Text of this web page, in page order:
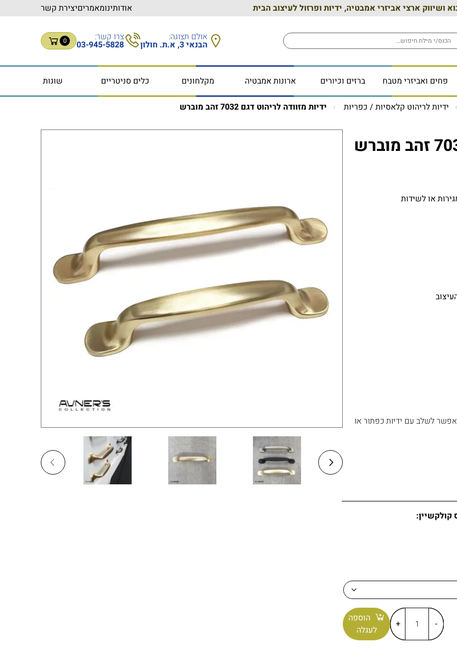
ושיווק ארצי אביזרי אמבטיה, ידיות ופרזול לעיצוב הבית אודותינומאמריםיצירת קשר
אולם תצוגה:
הבנאי 3, א.ת. חולון
צרו קשר:
03-945-5828
0
פחים ואביזרי מטבח ברזים וכיורים ארונות אמבטיה מקלחונים כלים סניטריים שונות
ידיות לריהוט קלאסיות / כפריות ידיות מזוודה לריהוט דגם 7032 זהב מוברש
או לשידות
אפשר לשלב עם ידיות כפתור או
אבנר'ס קולקשיין.
קולקשיין:
-
+
הוספה
לעגלה